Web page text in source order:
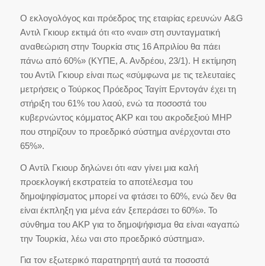
Ο εκλογολόγος και πρόεδρος της εταιρίας ερευνών A&G
Αντιλ Γκιουρ εκτιμά ότι «το «ναι» στη συνταγματική
αναθεώριση στην Τουρκία στις 16 Απριλίου θα πάει
πάνω από 60%» (ΚΥΠΕ, Α. Ανδρέου, 23/1). Η εκτίμηση
του Αντίλ Γκιουρ είναι πως «σύμφωνα με τις τελευταίες
μετρήσεις ο Τούρκος Πρόεδρος Ταγίπ Ερντογάν έχει τη
στήριξη του 61% του λαού, ενώ τα ποσοστά του
κυβερνώντος κόμματος ΑΚΡ και του ακροδεξιού ΜΗΡ
που στηρίζουν το προεδρικό σύστημα ανέρχονται στο
65%».
Ο Αντίλ Γκιουρ δηλώνει ότι «αν γίνει μια καλή
προεκλογική εκστρατεία το αποτέλεσμα του
δημοψηφίσματος μπορεί να φτάσει το 60%, ενώ δεν θα
είναι έκπληξη για μένα εάν ξεπεράσει το 60%». Το
σύνθημα του ΑΚΡ για το δημοψήφισμα θα είναι «αγαπώ
την Τουρκία, λέω ναι στο προεδρικό σύστημα».
Για τον εξωτερικό παρατηρητή αυτά τα ποσοστά